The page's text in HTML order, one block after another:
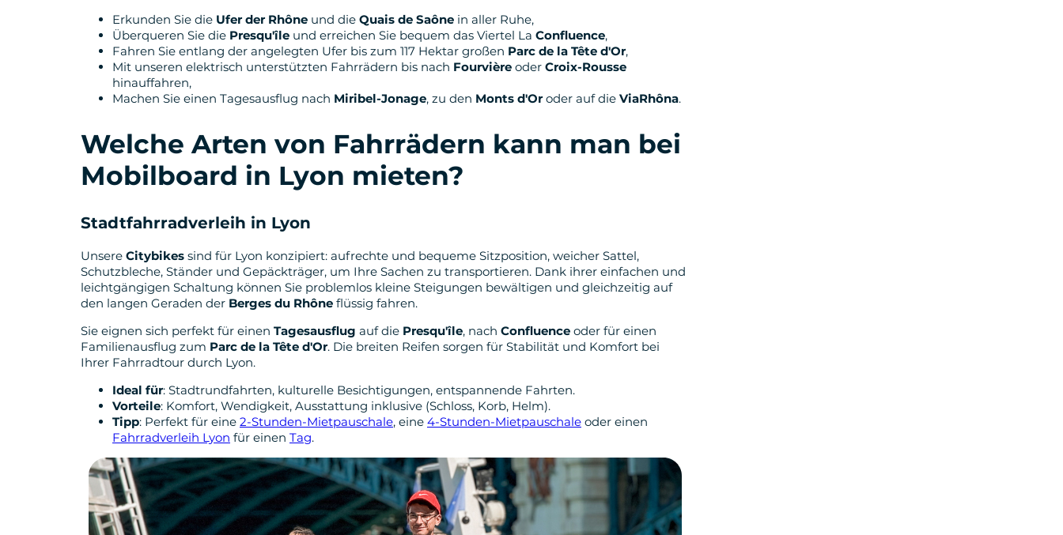
Erkunden Sie die Ufer der Rhône und die Quais de Saône in aller Ruhe,
Überqueren Sie die Presqu'île und erreichen Sie bequem das Viertel La Confluence,
Fahren Sie entlang der angelegten Ufer bis zum 117 Hektar großen Parc de la Tête d'Or,
Mit unseren elektrisch unterstützten Fahrrädern bis nach Fourvière oder Croix-Rousse
hinauffahren,
Machen Sie einen Tagesausflug nach Miribel-Jonage, zu den Monts d'Oroder auf die ViaRhôna.
Welche Arten von Fahrrädern kann man bei
Mobilboard in Lyon mieten?
Stadtfahrradverleih in Lyon
Unsere Citybikes sind für Lyon konzipiert: aufrechte und bequeme Sitzposition, weicher Sattel,
Schutzbleche, Ständer und Gepäckträger, um Ihre Sachen zu transportieren. Dank ihrer einfachen und
leichtgängigen Schaltung können Sie problemlos kleine Steigungen bewältigen und gleichzeitig auf
den langen Geraden der Berges du Rhône flüssig fahren.
Sie eignen sich perfekt für einen Tagesausflug auf die Presqu'île, nach Confluence oder für einen
Familienausflug zum Parc de la Tête d'Or. Die breiten Reifen sorgen für Stabilität und Komfort bei
Ihrer Fahrradtour durch Lyon.
Ideal für: Stadtrundfahrten, kulturelle Besichtigungen, entspannende Fahrten.
Vorteile: Komfort, Wendigkeit, Ausstattung inklusive (Schloss, Korb, Helm).
Tipp: Perfekt für eine 2-Stunden-Mietpauschale, eine 4-Stunden-Mietpauschale oder einen
Fahrradverleih Lyon für einen Tag.